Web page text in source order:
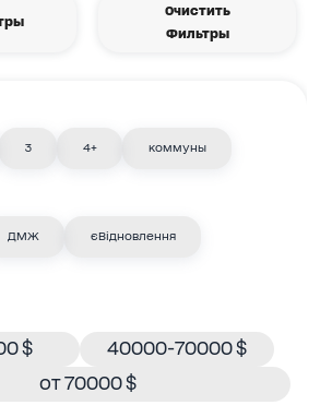
Очистить
Фильтры
3 4+ коммуны
ДМЖ єВідновлення
$
40000-70000 $
от 70000 $